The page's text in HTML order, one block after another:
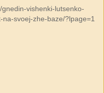
vishenki-lutsenko-
svoej-zhe-baze/?lpage=1